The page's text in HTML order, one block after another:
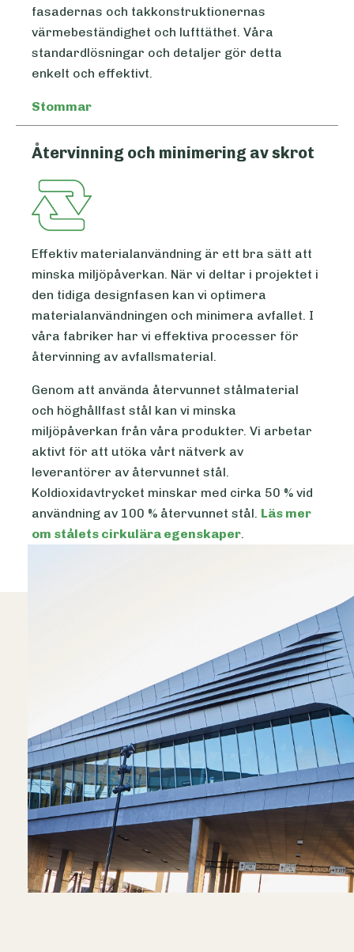
fasadernas och takkonstruktionernas
värmebeständighet och lufttäthet. Våra
standardlösningar och detaljer gör detta
enkelt och effektivt.
Stommar
Återvinning och minimering av skrot
Effektiv materialanvändning är ett bra sätt att
minska miljöpåverkan. När vi deltar i projektet i
den tidiga designfasen kan vi optimera
materialanvändningen och minimera avfallet. I
våra fabriker har vi effektiva processer för
återvinning av avfallsmaterial.
Genom att använda återvunnet stålmaterial
och höghållfast stål kan vi minska
miljöpåverkan från våra produkter. Vi arbetar
aktivt för att utöka vårt nätverk av
leverantörer av återvunnet stål.
Koldioxidavtrycket minskar med cirka 50 % vid
användning av 100 % återvunnet stål. Läs mer
om stålets cirkulära egenskaper.